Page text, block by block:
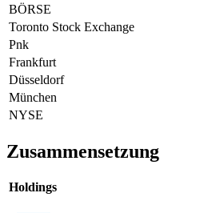
BÖRSE
Toronto Stock Exchange
Pnk
Frankfurt
Düsseldorf
München
NYSE
Zusammensetzung
Holdings